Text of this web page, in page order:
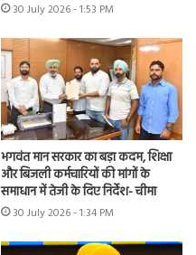
30 July 2026 - 1:53 PM
भगवंत मान सरकार का बड़ा कदम, शिक्षा
और बिजली कर्मचारियों की मांगों के
समाधान में तेजी के दिए निर्देश- चीमा
30 July 2026 - 1:34 PM